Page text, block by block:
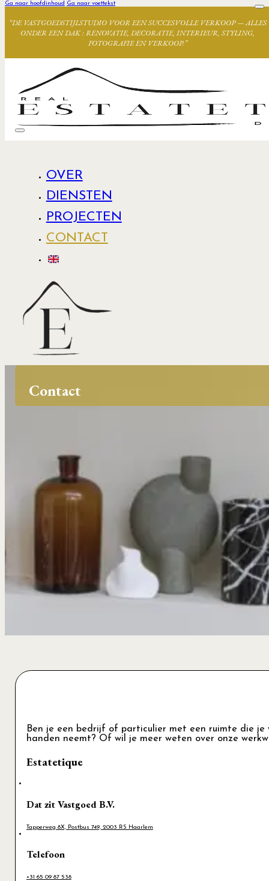
Ga naar hoofdinhoud Ga naar voettekst
“DE VASTGOEDSTIJLSTUDIO VOOR EEN SUCCESVOLLE VERKOOP — ALLES
ONDER EEN DAK : RENOVATIE, DECORATIE, INTERIEUR, STYLING,
FOTOGRAFIE EN VERKOOP.”
OVER
DIENSTEN
PROJECTEN
CONTACT
Contact
Ben je een bedrijf of particulier met een ruimte die
handen neemt? Of wil je meer weten over onze
Estatetique
Dat zit Vastgoed B.V.
Tapperweg 8X, Postbus 749, 2003 RS Haarlem
Telefoon
+31 65 09 87 538